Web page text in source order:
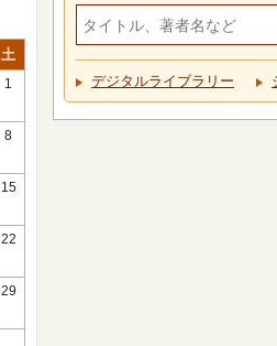
土
1
8
15
22
29
デジタルライブラリー